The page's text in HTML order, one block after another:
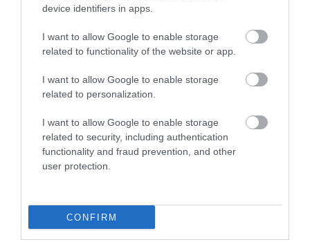
device identifiers in apps.
I want to allow Google to enable storage
related to functionality of the website or app.
I want to allow Google to enable storage
related to personalization.
I want to allow Google to enable storage
related to security, including authentication
functionality and fraud prevention, and other
user protection.
CONFIRM
A tiszta ivóvíz alapvető emberi jog, amely
milliárdok számára sajnos még mindig
Áttörés: a jövőben napfénnyel
is megtisztíthatjuk majd az…